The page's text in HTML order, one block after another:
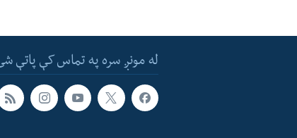
له مونږ سره په تماس کې پاتې